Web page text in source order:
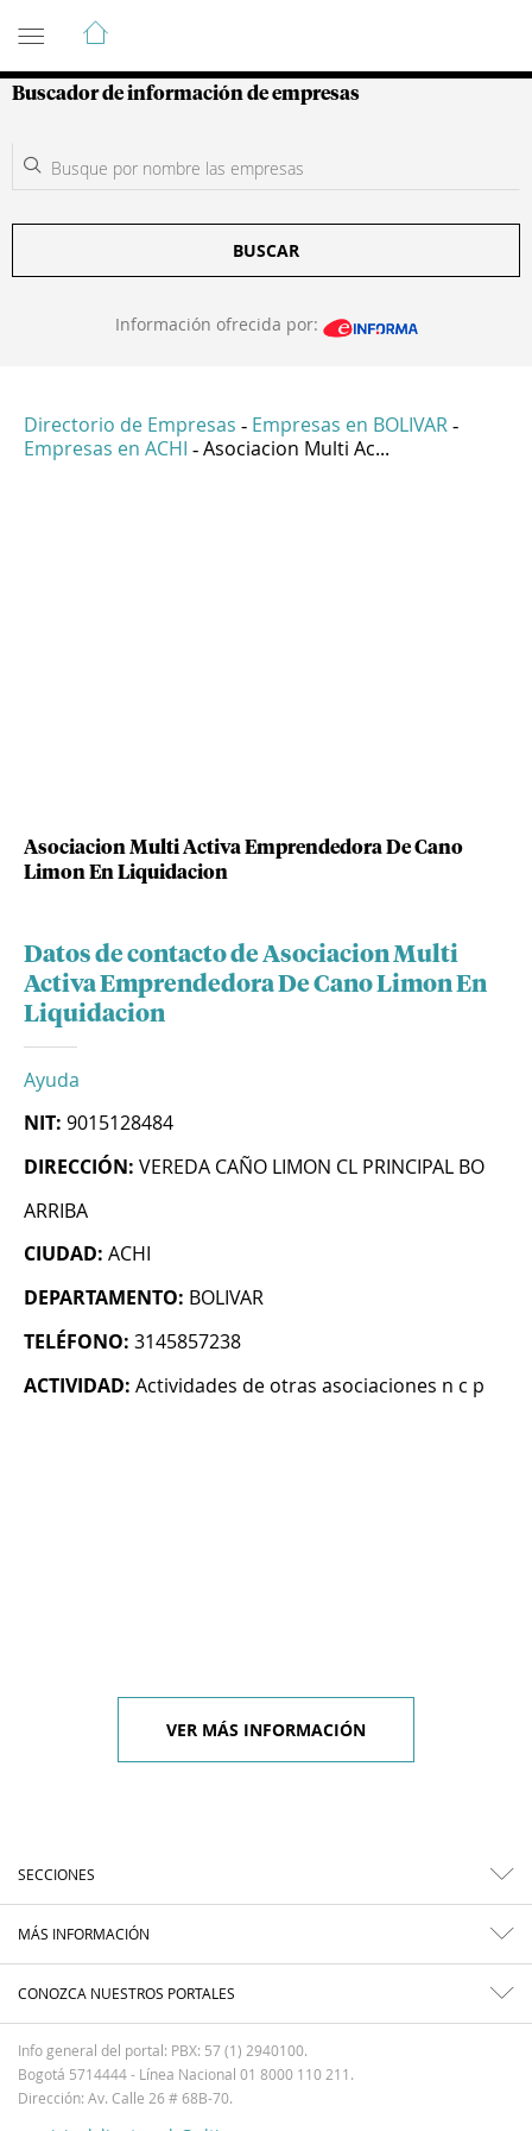
Guía de Empresas Colombianas
Buscador de información de empresas
BUSCAR
Información ofrecida por:
Directorio de Empresas - Empresas en BOLIVAR -
Empresas en ACHI - Asociacion Multi Ac...
Asociacion Multi Activa Emprendedora De Cano
Limon En Liquidacion
Datos de contacto de Asociacion Multi
Activa Emprendedora De Cano Limon En
Liquidacion
Ayuda
NIT: 9015128484
DIRECCIÓN: VEREDA CAÑO LIMON CL PRINCIPAL BO
ARRIBA
CIUDAD: ACHI
DEPARTAMENTO: BOLIVAR
TELÉFONO: 3145857238
ACTIVIDAD: Actividades de otras asociaciones n c p
VER MÁS INFORMACIÓN
SECCIONES
MÁS INFORMACIÓN
CONOZCA NUESTROS PORTALES
Info general del portal: PBX: 57 (1) 2940100.
Bogotá 5714444 - Línea Nacional 01 8000 110 211.
Dirección: Av. Calle 26 # 68B-70.